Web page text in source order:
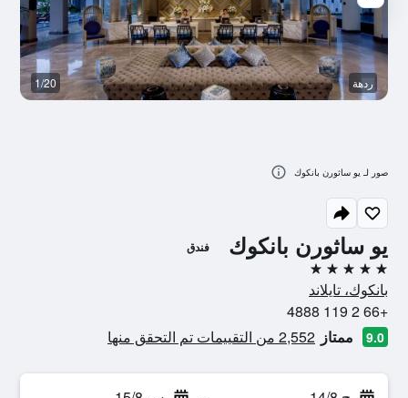
يو ساثورن بانكوك فندق
5 نجوم
بانكوك، تايلاند
+66 2 119 4888
9.0 ممتاز 2,552 من التقييمات تم التحقق منها
ردهة 1/20
صور لـ يو ساثورن بانكوك